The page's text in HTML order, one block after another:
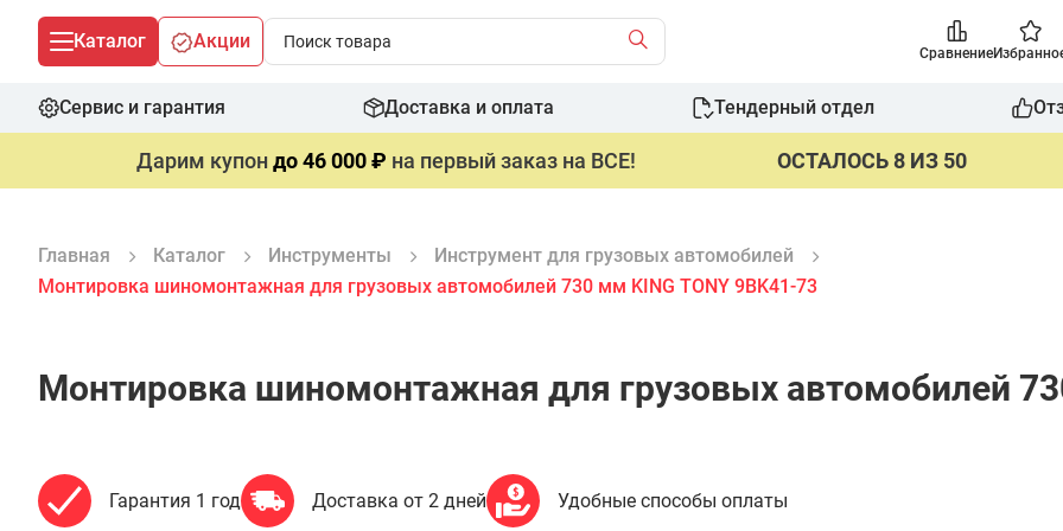
Каталог Акции
Сравнение
Сервис и гарантия Доставка и оплата Тендерный отдел
Дарим купондо 46 000 ₽ на первый заказ на ВСЕ! ОСТАЛОСЬ 8 ИЗ 50
Главная Каталог Инструменты
Инструмент для грузовых автомобилей
Монтировка шиномонтажная для грузовых автомобилей 730 мм KING TONY 9BK41-73
Монтировка шиномонтажная для грузовых автомобилей
Гарантия 1 год Доставка от 2 дней Удобные способы оплаты